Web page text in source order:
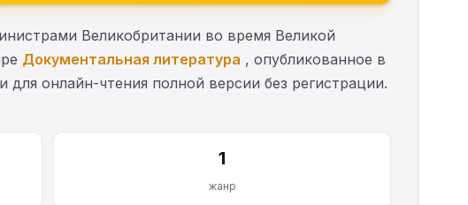
Великобритании во время Великой
Документальная литература , опубликованное в
онлайн-чтения полной версии без регистрации.
1
жанр